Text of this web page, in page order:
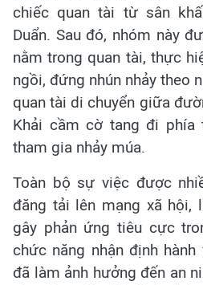
chiếc quan tài từ sân
Duẩn. Sau đó, nhóm này
nằm trong quan tài, thực
ngồi, đứng nhún nhảy theo
quan tài di chuyển giữa
Khải cầm cờ tang đi phía
tham gia nhảy múa.
Toàn bộ sự việc được
đăng tải lên mạng xã hội,
gây phản ứng tiêu cực
chức năng nhận định
đã làm ảnh hưởng đến an